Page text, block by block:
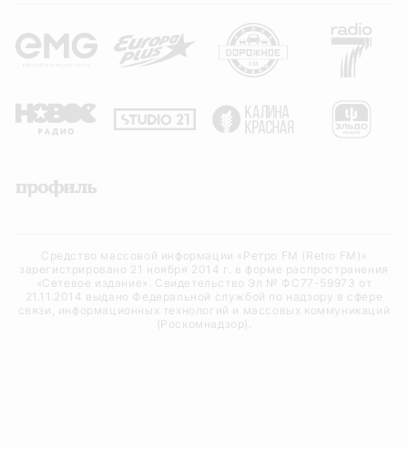
Средство массовой информации «Ретро FM (Retro FM)»
зарегистрировано 21 ноября 2014 г. в форме распространения
«Сетевое издание». Свидетельство Эл № ФС77-59973 от
21.11.2014 выдано Федеральной службой по надзору в сфере
связи, информационных технологий и массовых коммуникаций
(Роскомнадзор).